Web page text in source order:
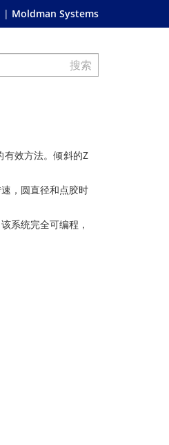
Moldman Systems
有效方法。倾斜的Z
，圆直径和点胶时
系统完全可编程，